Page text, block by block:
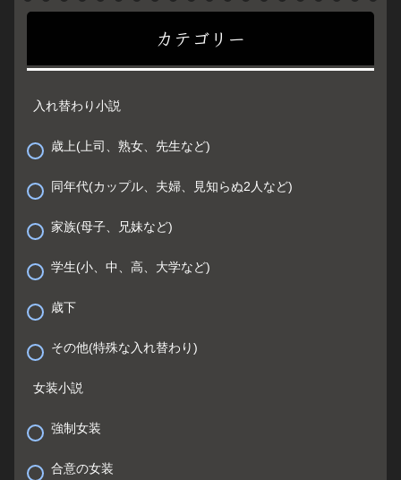
カテゴリー
入れ替わり小説
歳上(上司、熟女、先生など)
同年代(カップル、夫婦、見知らぬ2人など)
家族(母子、兄妹など)
学生(小、中、高、大学など)
歳下
その他(特殊な入れ替わり)
女装小説
強制女装
合意の女装